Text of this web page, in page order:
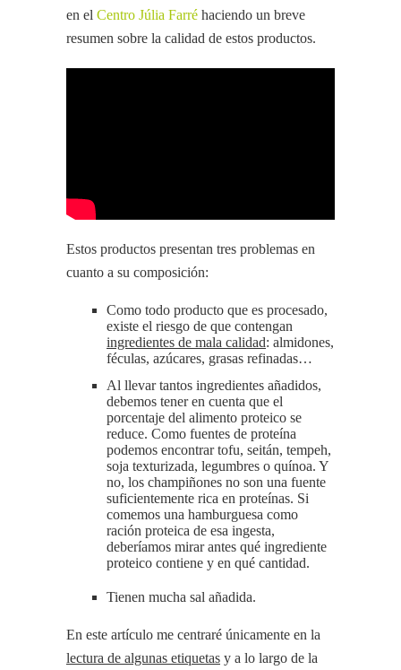
en el Centro Júlia Farré haciendo un breve
resumen sobre la calidad de estos productos.
Estos productos presentan tres problemas en
cuanto a su composición:
Como todo producto que es procesado,
existe el riesgo de que contengan
ingredientes de mala calidad: almidones,
féculas, azúcares, grasas refinadas…
Al llevar tantos ingredientes añadidos,
debemos tener en cuenta que el
porcentaje del alimento proteico se
reduce. Como fuentes de proteína
podemos encontrar tofu, seitán, tempeh,
soja texturizada, legumbres o quínoa. Y
no, los champiñones no son una fuente
suficientemente rica en proteínas. Si
comemos una hamburguesa como
ración proteica de esa ingesta,
deberíamos mirar antes qué ingrediente
proteico contiene y en qué cantidad.
Tienen mucha sal añadida.
En este artículo me centraré únicamente en la
lectura de algunas etiquetas y a lo largo de la